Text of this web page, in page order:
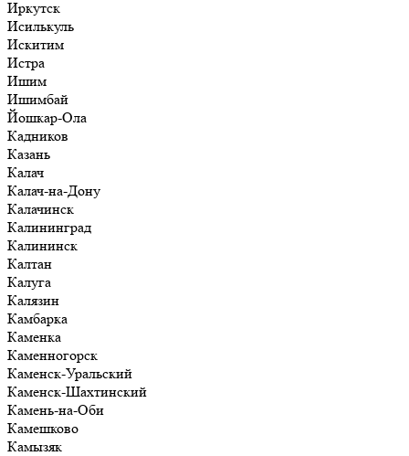
Иркутск
Исилькуль
Искитим
Истра
Ишим
Ишимбай
Йошкар-Ола
Кадников
Казань
Калач
Калач-на-Дону
Калачинск
Калининград
Калининск
Калтан
Калуга
Калязин
Камбарка
Каменка
Каменногорск
Каменск-Уральский
Каменск-Шахтинский
Камень-на-Оби
Камешково
Камызяк